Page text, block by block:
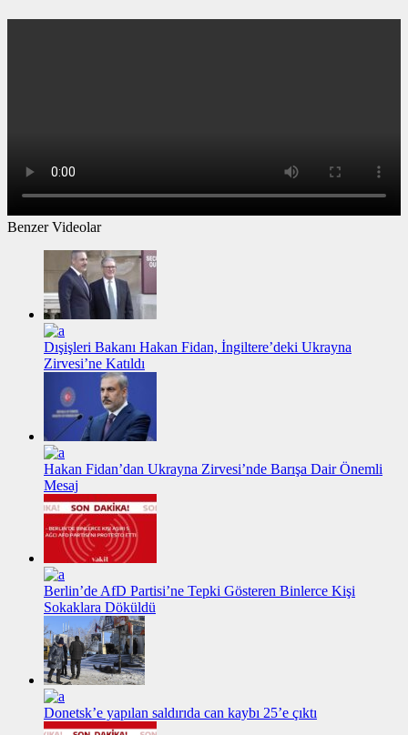
Benzer Videolar
Dışişleri Bakanı Hakan Fidan, İngiltere’deki Ukrayna
Zirvesi’ne Katıldı
Hakan Fidan’dan Ukrayna Zirvesi’nde Barışa Dair Önemli
Mesaj
Berlin’de AfD Partisi’ne Tepki Gösteren Binlerce Kişi
Sokaklara Döküldü
Donetsk’e yapılan saldırıda can kaybı 25’e çıktı